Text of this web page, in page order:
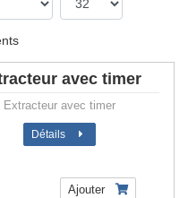
avec timer
Extracteur avec timer
Détails
Ajouter